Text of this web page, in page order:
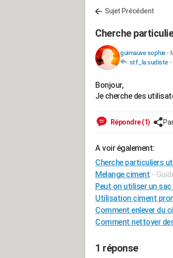
Sujet Précédent
Cherche
guimauve sophie-
stf_la sudiste-
Bonjour,
Je cherche des
Répondre (1)
A voir également:
Cherche particuliers
Melange ciment -
Peut on utiliser un
Utilisation ciment
Comment enlever du
Comment nettoyer
1 réponse